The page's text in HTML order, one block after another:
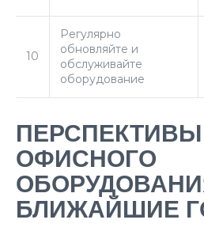
10
Регулярно
обновляйте и
обслуживайте
оборудование
ОФИСНОГО
БЛИЖАЙШИЕ